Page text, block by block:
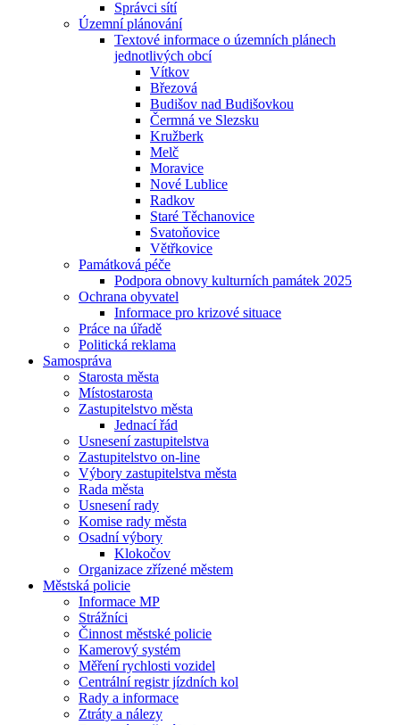
Správci sítí
Územní plánování
Textové informace o územních plánech
jednotlivých obcí
Vítkov
Březová
Budišov nad Budišovkou
Čermná ve Slezsku
Kružberk
Melč
Moravice
Nové Lublice
Radkov
Staré Těchanovice
Svatoňovice
Větřkovice
Památková péče
Podpora obnovy kulturních památek 2025
Ochrana obyvatel
Informace pro krizové situace
Práce na úřadě
Politická reklama
Samospráva
Starosta města
Místostarosta
Zastupitelstvo města
Jednací řád
Usnesení zastupitelstva
Zastupitelstvo on-line
Výbory zastupitelstva města
Rada města
Usnesení rady
Komise rady města
Osadní výbory
Klokočov
Organizace zřízené městem
Městská policie
Informace MP
Strážníci
Činnost městské policie
Kamerový systém
Měření rychlosti vozidel
Centrální registr jízdních kol
Rady a informace
Ztráty a nálezy